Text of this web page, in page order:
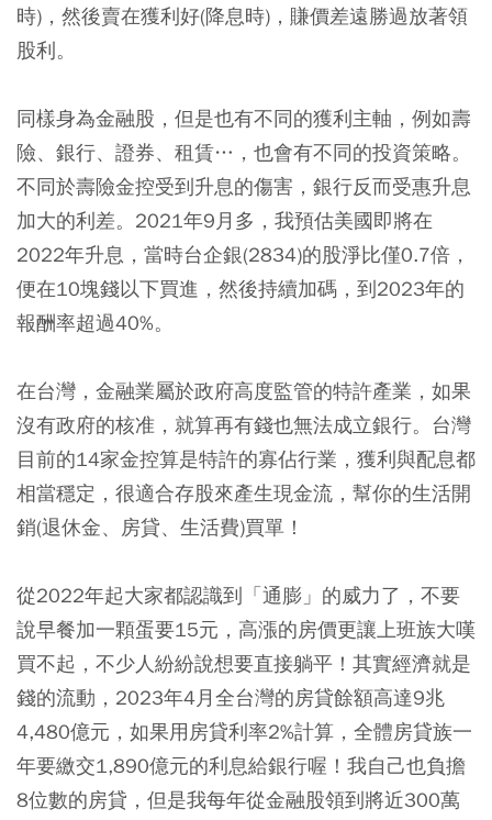
時)，然後賣在獲利好(降息時)，賺價差遠勝過放著領
股利。
同樣身為金融股，但是也有不同的獲利主軸，例如壽
險、銀行、證券、租賃…，也會有不同的投資策略。
不同於壽險金控受到升息的傷害，銀行反而受惠升息
加大的利差。2021年9月多，我預估美國即將在
2022年升息，當時台企銀(2834)的股淨比僅0.7倍，
便在10塊錢以下買進，然後持續加碼，到2023年的
報酬率超過40%。
在台灣，金融業屬於政府高度監管的特許產業，如果
沒有政府的核准，就算再有錢也無法成立銀行。台灣
目前的14家金控算是特許的寡佔行業，獲利與配息都
相當穩定，很適合存股來產生現金流，幫你的生活開
銷(退休金、房貸、生活費)買單！
從2022年起大家都認識到「通膨」的威力了，不要
說早餐加一顆蛋要15元，高漲的房價更讓上班族大嘆
買不起，不少人紛紛說想要直接躺平！其實經濟就是
錢的流動，2023年4月全台灣的房貸餘額高達9兆
4,480億元，如果用房貸利率2%計算，全體房貸族一
年要繳交1,890億元的利息給銀行喔！我自己也負擔
8位數的房貸，但是我每年從金融股領到將近300萬